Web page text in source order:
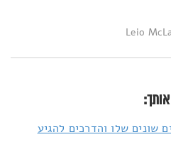
רוח – 5 ביטויים שונים שלו והדרכים להגיע